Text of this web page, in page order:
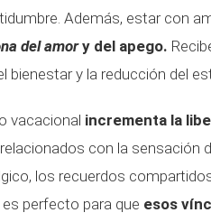
Además, estar con
del amory del apego.
bienestar y la reducción del
vacacional incrementa la
con la sensación
los recuerdos
perfecto para que esos